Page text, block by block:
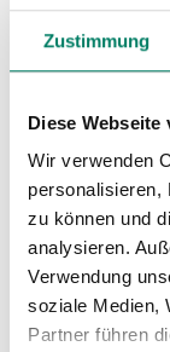
Zustimmung
Diese Webseite
Wir verwenden
personalisieren,
zu können und
analysieren.
Verwendung
soziale Medien,
Partner führen
Nächste
Str.